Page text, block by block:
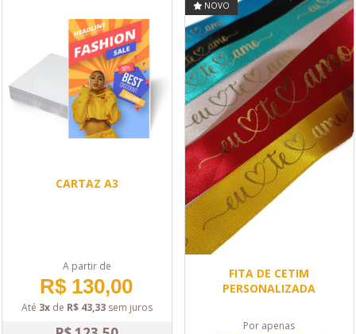
CARTAZ A3
A partir de
R$ 130,00
Até 3xde R$ 43,33sem juros
NOVO
FITA DE CETIM
PERSONALIZADA
Por apenas